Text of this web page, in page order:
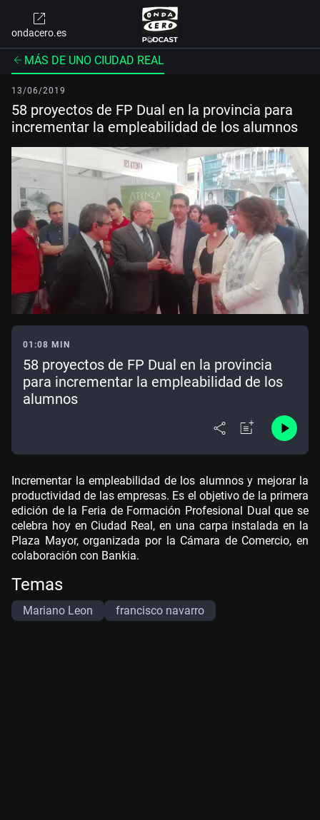
ondacero.es
MÁS DE UNO CIUDAD REAL
13/06/2019
58 proyectos de FP Dual en la provincia para
incrementar la empleabilidad de los alumnos
01:08 MIN
58 proyectos de FP Dual en la provincia
para incrementar la empleabilidad de los
alumnos
Incrementar la empleabilidad de los alumnos y mejorar la
productividad de las empresas. Es el objetivo de la primera
edición de la Feria de Formación Profesional Dual que se
celebra hoy en Ciudad Real, en una carpa instalada en la
Plaza Mayor, organizada por la Cámara de Comercio, en
colaboración con Bankia.
Temas
Mariano Leon francisco navarro